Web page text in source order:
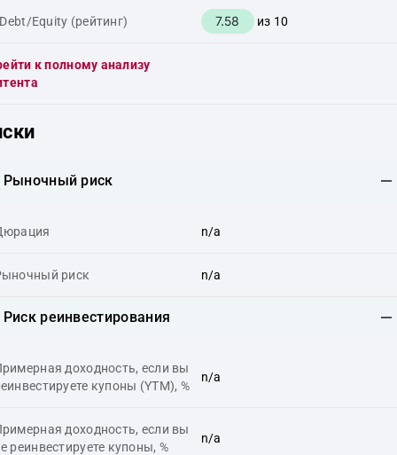
Equity (рейтинг) 7.58 из 10
к полному анализу
Рыночный риск
n/a
риск n/a
Риск реинвестирования
доходность, если вы
купоны (YTM), %
n/a
доходность, если вы
реинвестируете купоны, %
n/a